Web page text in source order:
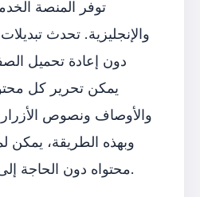
توفر المنصة
والإنجليزية. تحدث
يمكن تحرير كل
والأوصاف ونصوص
وبهذه الطريقة، يمكن
محتواه دون الحاجة إلى أي معرفة بالأكواد.